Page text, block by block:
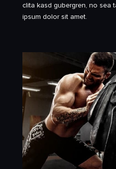
clita kasd gubergren, no sea
ipsum dolor sit amet.